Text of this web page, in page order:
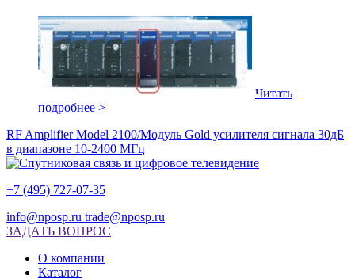
Читать
подробнее >
RF Amplifier Model 2100/Модуль Gold усилителя сигнала 30дБ
в диапазоне 10-2400 МГц
+7 (495) 727-07-35
info@nposp.ru trade@nposp.ru
ЗАДАТЬ ВОПРОС
О компании
Каталог